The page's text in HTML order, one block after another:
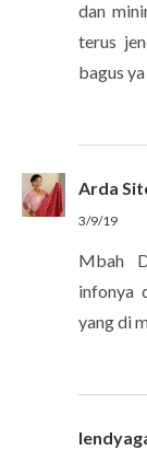
dan
terus
bagus
Arda
3/9/19
Mbah
infonya
yang di